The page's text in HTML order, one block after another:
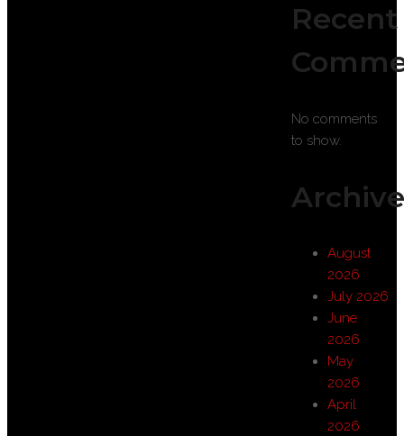
Recent
No comments
to show.
August
2026
July 2026
June
2026
May
2026
April
2026